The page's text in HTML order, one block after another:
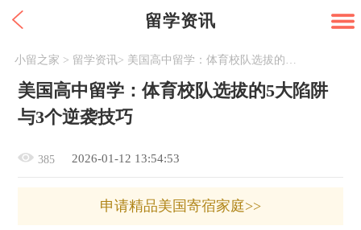
留学资讯
小留之家 > 留学资讯>
美国高中留学：体育校队选拔的5大陷阱
与3个逆袭技巧
385 2026-01-12 13:54:53
申请精品美国寄宿家庭>>